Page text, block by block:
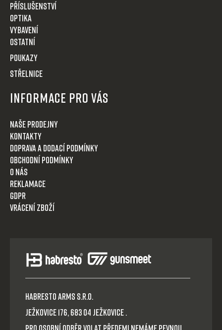
Příslušenství
Optika
VYBAVENÍ
OSTATNÍ
POUKAZY
STŘELNICE
Informace pro Vás
Naše prodejny
Kontakty
Doprava a dodací podmínky
Obchodní podmínky
O nás
Reklamace
GDPR
Vrácení zboží
HABRESTO ARMS s.r.o.
Ježkovice 176, 683 04 Ježkovice .